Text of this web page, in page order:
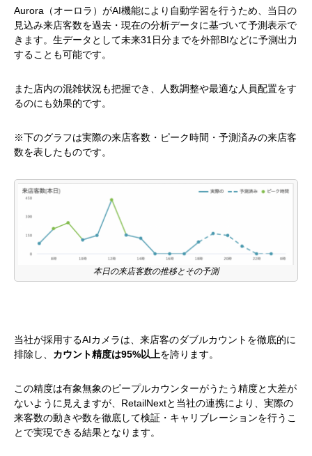
Aurora（オーロラ）がAI機能により自動学習を行うため、当日の
見込み来店客数を過去・現在の分析データに基づいて予測表示で
きます。生データとして未来31日分までを外部BIなどに予測出力
することも可能です。
また店内の混雑状況も把握でき、人数調整や最適な人員配置をす
るのにも効果的です。
※下のグラフは実際の来店客数・ピーク時間・予測済みの来店客
数を表したものです。
本日の来店客数の推移とその予測
当社が採用するAIカメラは、来店客のダブルカウントを徹底的に
排除し、 カウント精度は95%以上を誇ります。
この精度は有象無象のピープルカウンターがうたう精度と大差が
ないように見えますが、RetailNextと当社の連携により、実際の
来客数の動きや数を徹底して検証・キャリブレーションを行うこ
とで実現できる結果となります。